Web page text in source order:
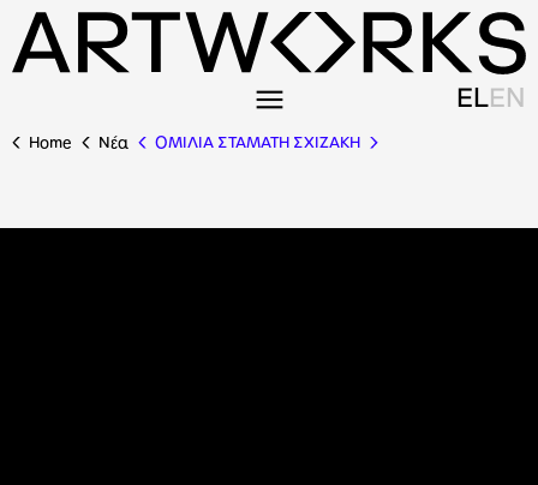
ELEN
Home Nέα OMΙΛΙΑ ΣΤΑΜΑΤΗ ΣΧΙΖΑΚΗ